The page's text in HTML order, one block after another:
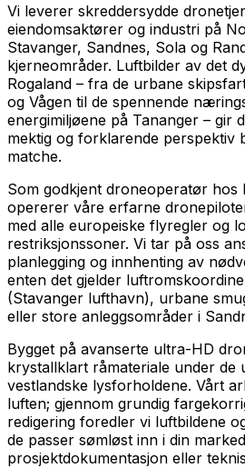
Vi leverer skreddersydde
eiendomsaktører og industri på
Stavanger, Sandnes, Sola og
kjerneområder. Luftbilder av det
Rogaland – fra de urbane
og Vågen til de spennende
energimiljøene på Tananger – gir
mektig og forklarende perspektiv
matche.
Som godkjent droneoperatør hos
opererer våre erfarne
med alle europeiske flyregler og
restriksjonssoner. Vi tar på oss
planlegging og innhenting av
enten det gjelder
(Stavanger lufthavn), urbane
eller store anleggsområder i
Bygget på avanserte ultra-HD
krystallklart råmateriale under de
vestlandske lysforholdene. Vårt
luften; gjennom grundig
redigering foredler vi luftbildene
de passer sømløst inn i din
prosjektdokumentasjon eller